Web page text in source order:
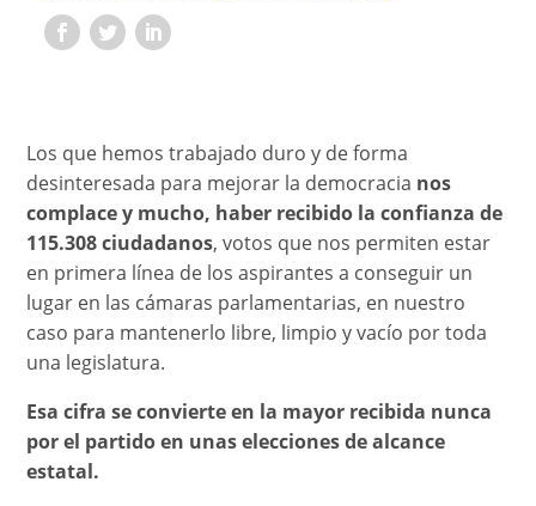
Los que hemos trabajado duro y de forma
desinteresada para mejorar la democracia nos
complace y mucho, haber recibido la confianza de
115.308 ciudadanos, votos que nos permiten estar
en primera línea de los aspirantes a conseguir un
lugar en las cámaras parlamentarias, en nuestro
caso para mantenerlo libre, limpio y vacío por toda
una legislatura.
Esa cifra se convierte en la mayor recibida nunca
por el partido en unas elecciones de alcance
estatal.